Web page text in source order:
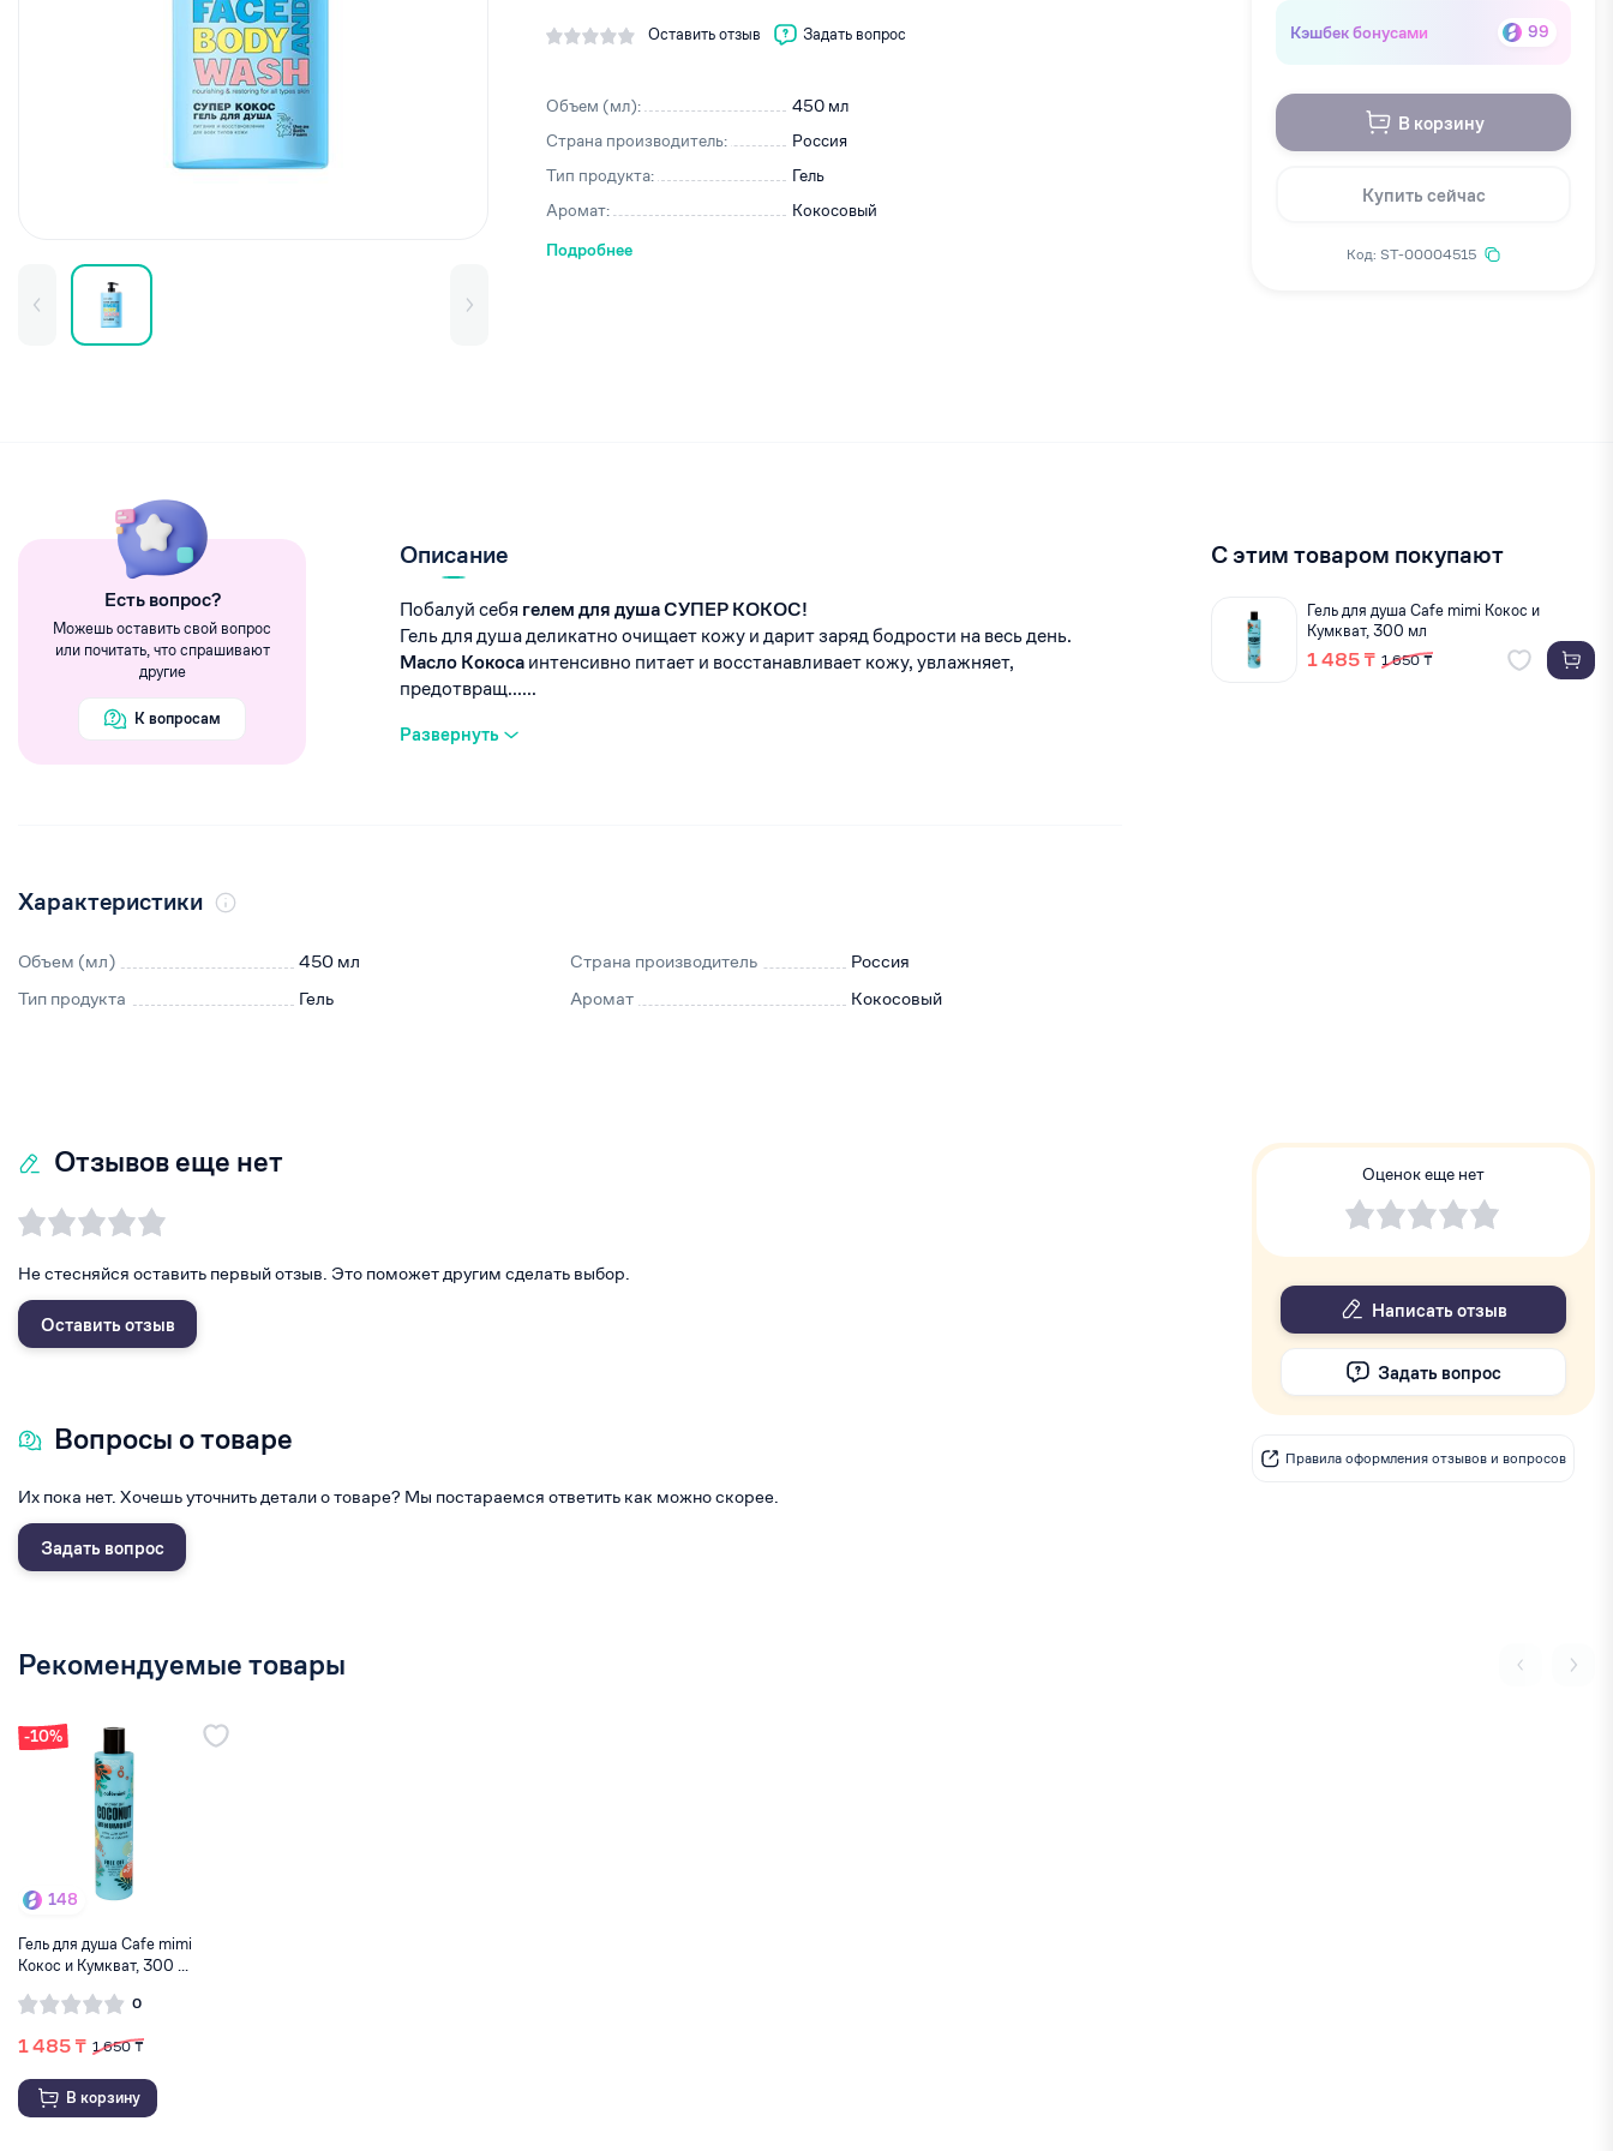
Оставить отзыв Задать вопрос
Объем (мл):
450 мл
Страна производитель:
Россия
Тип продукта:
Гель
Аромат:
Кокосовый
Подробнее
Кэшбек бонусами 99
В корзину
Купить сейчас
Код: ST-00004515
Eсть вопрос?
Можешь оставить свой вопрос
или почитать, что спрашивают
другие
К вопросам
Описание
Побалуй себя гелем для душа СУПЕР КОКОС!
Гель для душа деликатно очищает кожу и дарит заряд бодрости на весь день.
Масло Кокосаинтенсивно питает и восстанавливает кожу, увлажняет,
предотвращ......
Развернуть
Характеристики
Объем (мл) 450 мл Страна производитель
Россия
Тип продукта
Гель Аромат Кокосовый
С этим товаром покупают
Гель для душа Cafe mimi Кокос и
Кумкват, 300 мл
1 485 ₸ 1 650 ₸
Отзывов еще нет
Не стесняйся оставить первый отзыв. Это поможет другим сделать выбор.
Оставить отзыв
Вопросы о товаре
Их пока нет. Хочешь уточнить детали о товаре? Мы постараемся ответить как можно скорее.
Задать вопрос
Оценок еще нет
Написать отзыв
Задать вопрос
Правила оформления отзывов и вопросов
Рекомендуемые товары
-10%
148
Гель для душа Cafe mimi
Кокос и Кумкват, 300 ...
0
1 485 ₸ 1 650 ₸
В корзину
Наборы и сертификаты
Для бровей
Тушь для бровей
Карандаши и лайнеры для бровей
Помады и тинты для бровей